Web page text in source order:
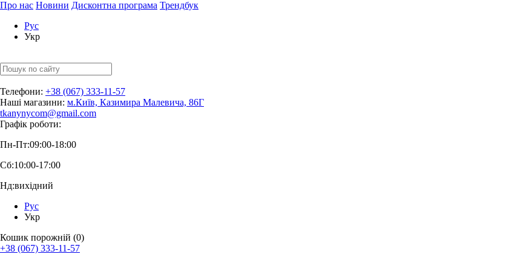
Про нас Новини Дисконтна програма Трендбук
Рус
Укр
Телефони: +38 (067) 333-11-57
Наші магазини: м.Київ, Казимира Малевича, 86Г
tkanynycom@gmail.com
Графік роботи:
Пн-Пт:09:00-18:00
Сб:10:00-17:00
Нд:вихідний
Рус
Укр
Кошик порожній (0)
+38 (067) 333-11-57